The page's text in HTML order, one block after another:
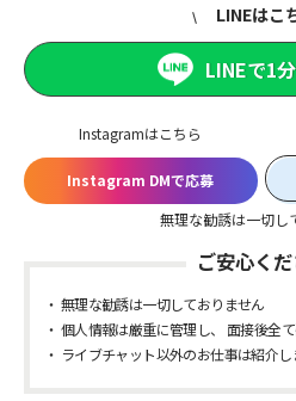
Instagramはこちら
Instagram DMで応募
無理な勧誘は一切し
LINEはこ
LINEで1
ご安心く
無理な勧誘は一切しておりません
個人情報は厳重に管理し、 面接後全
ライブチャット以外のお仕事は紹介し